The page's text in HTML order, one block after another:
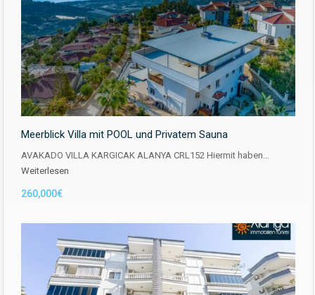
Meerblick Villa mit POOL und Privatem Sauna
AVAKADO VILLA KARGICAK ALANYA CRL152 Hiermit haben…
Weiterlesen
260,000€